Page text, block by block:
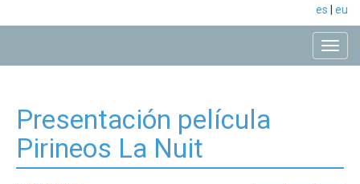
es eu
Presentación película
Pirineos La Nuit